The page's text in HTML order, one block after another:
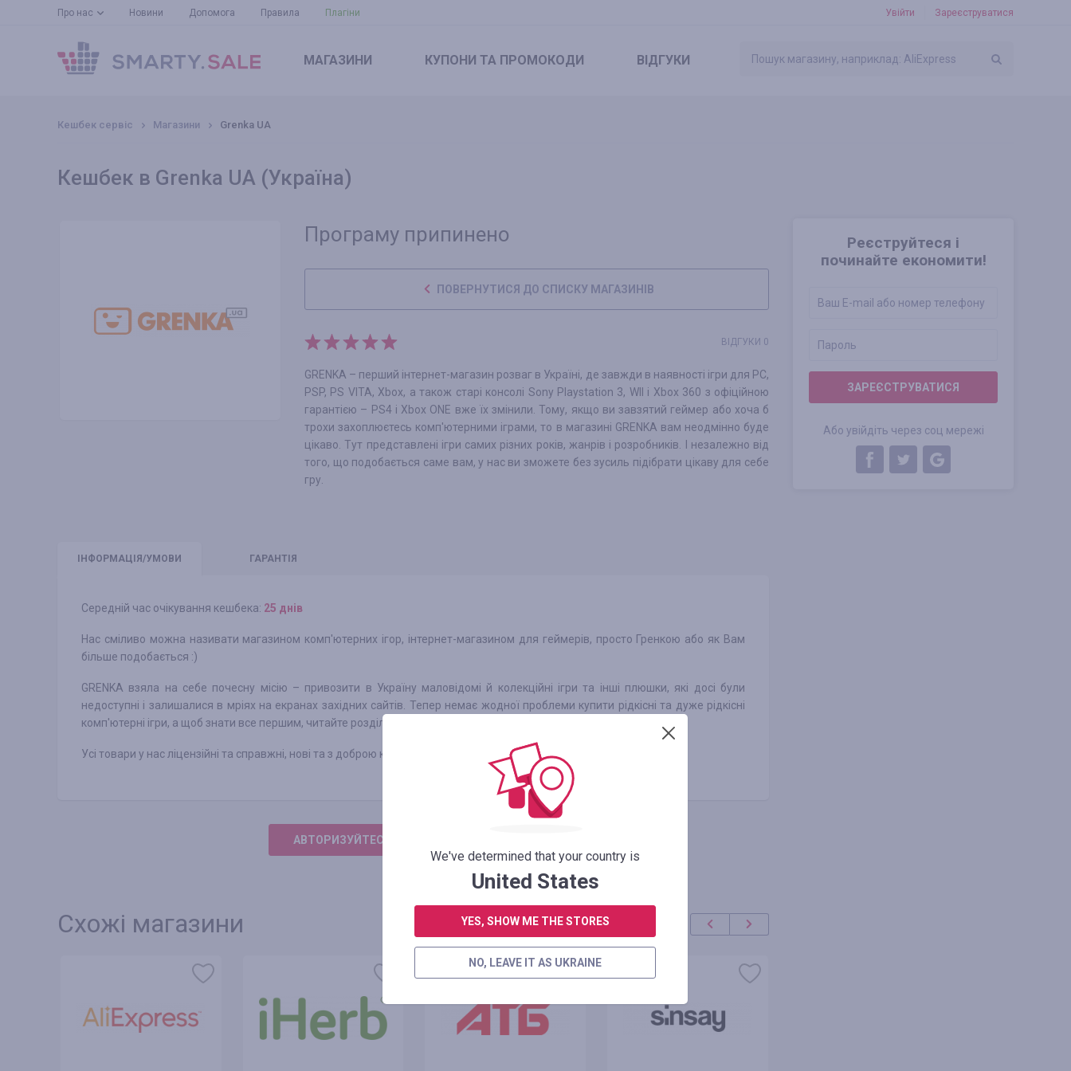
Про нас Новини Допомога Правила Плагіни Увійти Зареєструватися
МАГАЗИНИ КУПОНИ ТА ПРОМОКОДИ ВІДГУКИ
Кешбек сервіс Магазини Grenka UA
Кешбек в Grenka UA (Україна)
Реєструйтеся і
починайте економити!
ЗАРЕЄСТРУВАТИСЯ
Або увійдіть через соц мережі
Програму припинено
ПОВЕРНУТИСЯ ДО СПИСКУ МАГАЗИНІВ
ВІДГУКИ 0
GRENKA – перший інтернет-магазин розваг в Україні, де завжди в наявності ігри для PC,
PSP, PS VITA, Xbox, а також старі консолі Sony Playstation 3, WII і Xbox 360 з офіційною
гарантією – PS4 і Xbox ONE вже їх змінили. Тому, якщо ви завзятий геймер або хоча б
трохи захоплюєтесь комп'ютерними іграми, то в магазині GRENKA вам неодмінно буде
цікаво. Тут представлені ігри самих різних років, жанрів і розробників. І незалежно від
того, що подобається саме вам, у нас ви зможете без зусиль підібрати цікаву для себе
гру.
ІНФО РМАЦІЯ/УМОВИ ГАРАНТІЯ
Середній час очікування кешбека: 25 днів
Нас сміливо можна називати магазином комп'ютерних ігор, інтернет-магазином для геймерів, просто Гренкою або як Вам
більше подобається :)
GRENKA взяла на себе почесну місію – привозити в Україну маловідомі й колекційні ігри та інші плюшки, які досі були
недоступні і залишалися в мріях на екранах західних сайтів. Тепер немає жодної проблеми купити рідкісні та дуже рідкісні
комп'ютерні ігри, а щоб знати все першим, читайте розділ новин.
Усі товари у нас ліцензійні та справжні, нові та з доброю кармою.
АВТОРИЗУЙТЕСЬ, ЩОБ ЗАЛИШИТИ ВІДГУК
Схожі магазини
We've determined that your country is
United States
YES, SHOW ME THE STORES
NO, LEAVE IT AS UKRAINE